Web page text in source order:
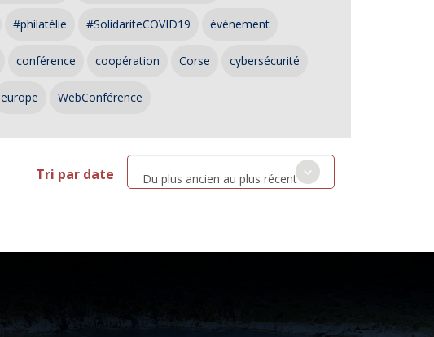
#philatélie #SolidariteCOVID19 événement
conférence coopération Corse cybersécurité
europe WebConférence
Tri par date Du plus ancien au plus récent